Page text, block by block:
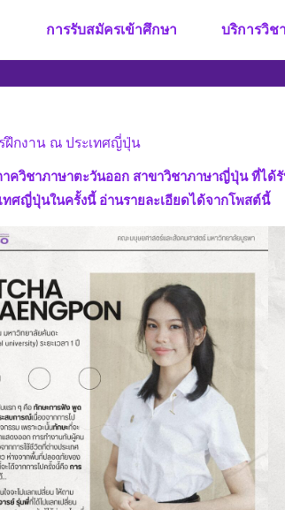
การรับสมัครเข้าศึกษา บริการวิช
กงาน ณ ประเทศญี่ปุ่น
วิชาภาษาตะวันออก สาขาวิชาภาษาญี่ปุ่น ที่ไ
ทศญี่ปุ่นในครั้งนี้ อ่านรายละเอียดได้จากโพสต์นี้